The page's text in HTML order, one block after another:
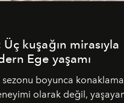
Üç kuşağın mirasıyla
Ege yaşamı
sezonu boyunca
olarak değil,